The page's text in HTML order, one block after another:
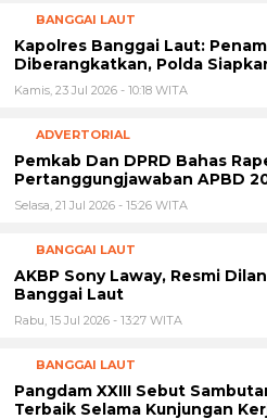
BANGGAI LAUT
Kapolres Banggai Laut:
Diberangkatkan, Polda
Kamis, 23 Jul 2026 - 10:18 WITA
ADVERTORIAL
Pemkab Dan DPRD Bahas
Pertanggungjawaban APBD
Selasa, 21 Jul 2026 - 15:26 WITA
BANGGAI LAUT
AKBP Sony Laway, Resmi
Banggai Laut
Rabu, 15 Jul 2026 - 13:27 WITA
BANGGAI LAUT
Pangdam XXIII Sebut
Terbaik Selama Kunjungan